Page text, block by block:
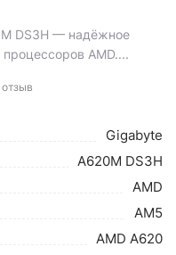
DS3H — надёжное
AMD....
Gigabyte
A620M DS3H
AMD
AM5
AMD A620